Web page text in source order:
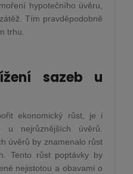
hypotečního úvěru,
Tím pravděpodobně
trhu.
sazeb u
ekonomický růst, je i
u nejrůznějších úvěrů.
úvěrů by znamenalo růst
Tento růst poptávky by
nejistotou a obavami o